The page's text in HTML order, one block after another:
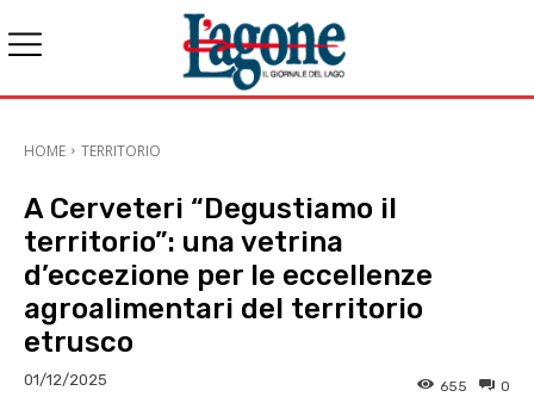
HOME TERRITORIO
A Cerveteri “Degustiamo il
territorio”: una vetrina
d’eccezione per le eccellenze
agroalimentari del territorio
etrusco
01/12/2025 0
655